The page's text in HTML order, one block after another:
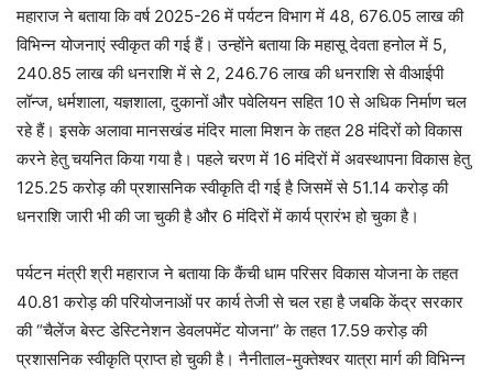
महाराज ने बताया कि वर्ष 2025-26 में पर्यटन विभाग में 48, 676.05 लाख की
विभिन्न योजनाएं स्वीकृत की गई हैं। उन्होंने बताया कि महासू देवता हनोल में 5,
240.85 लाख की धनराशि में से 2, 246.76 लाख की धनराशि से वीआईपी
लॉन्ज, धर्मशाला, यज्ञशाला, दुकानों और पवेलियन सहित 10 से अधिक निर्माण चल
रहे हैं। इसके अलावा मानसखंड मंदिर माला मिशन के तहत 28 मंदिरों को विकास
करने हेतु चयनित किया गया है। पहले चरण में 16 मंदिरों में अवस्थापना विकास हेतु
125.25 करोड़ की प्रशासनिक स्वीकृति दी गई है जिसमें से 51.14 करोड़ की
धनराशि जारी भी की जा चुकी है और 6 मंदिरों में कार्य प्रारंभ हो चुका है।
पर्यटन मंत्री श्री महाराज ने बताया कि कैंची धाम परिसर विकास योजना के तहत
40.81 करोड़ की परियोजनाओं पर कार्य तेजी से चल रहा है जबकि केंद्र सरकार
की “चैलेंज बेस्ट डेस्टिनेशन डेवलपमेंट योजना” के तहत 17.59 करोड़ की
प्रशासनिक स्वीकृति प्राप्त हो चुकी है। नैनीताल-मुक्तेश्वर यात्रा मार्ग की विभिन्न